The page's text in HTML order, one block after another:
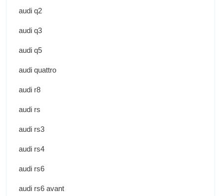
audi q2
audi q3
audi q5
audi quattro
audi r8
audi rs
audi rs3
audi rs4
audi rs6
audi rs6 avant